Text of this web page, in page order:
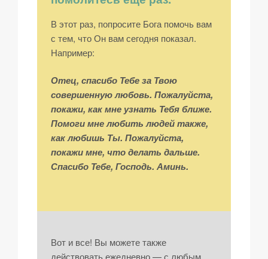
В этот раз, попросите Бога помочь вам
с тем, что Он вам сегодня показал.
Например:
Отец, спасибо Тебе за Твою
совершенную любовь. Пожалуйста,
покажи, как мне узнать Тебя ближе.
Помоги мне любить людей также,
как любишь Ты. Пожалуйста,
покажи мне, что делать дальше.
Спасибо Тебе, Господь. Аминь.
Вот и все! Вы можете также
действовать ежедневно — с любым